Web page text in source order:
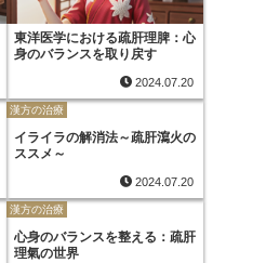
東洋医学における疏肝理脾：心
身のバランスを取り戻す
2024.07.20
漢方の治療
イライラの解消法～疏肝瀉火の
ススメ～
2024.07.20
漢方の治療
心身のバランスを整える：疏肝
理氣の世界